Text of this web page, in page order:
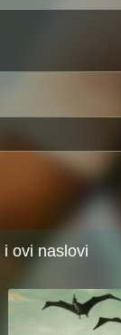
ovi naslovi